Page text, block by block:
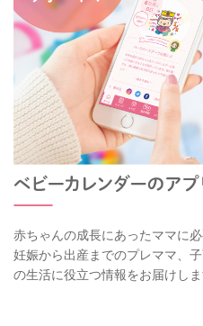
赤ちゃんの成長にあったママに
妊娠から出産までのプレママ、
の生活に役立つ情報をお届けしま